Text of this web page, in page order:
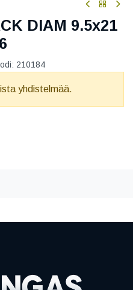
DIAM 9.5x21
210184
yhdistelmää.